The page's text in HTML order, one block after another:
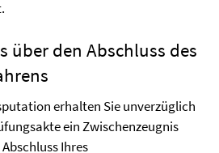
über den Abschluss des
erhalten Sie unverzüglich
ein Zwischenzeugnis
Ihres